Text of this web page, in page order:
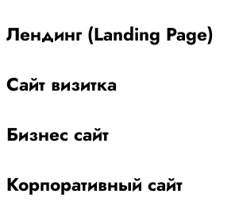
Лендинг (Landing Page)
Сайт визитка
Бизнес сайт
Корпоративный сайт